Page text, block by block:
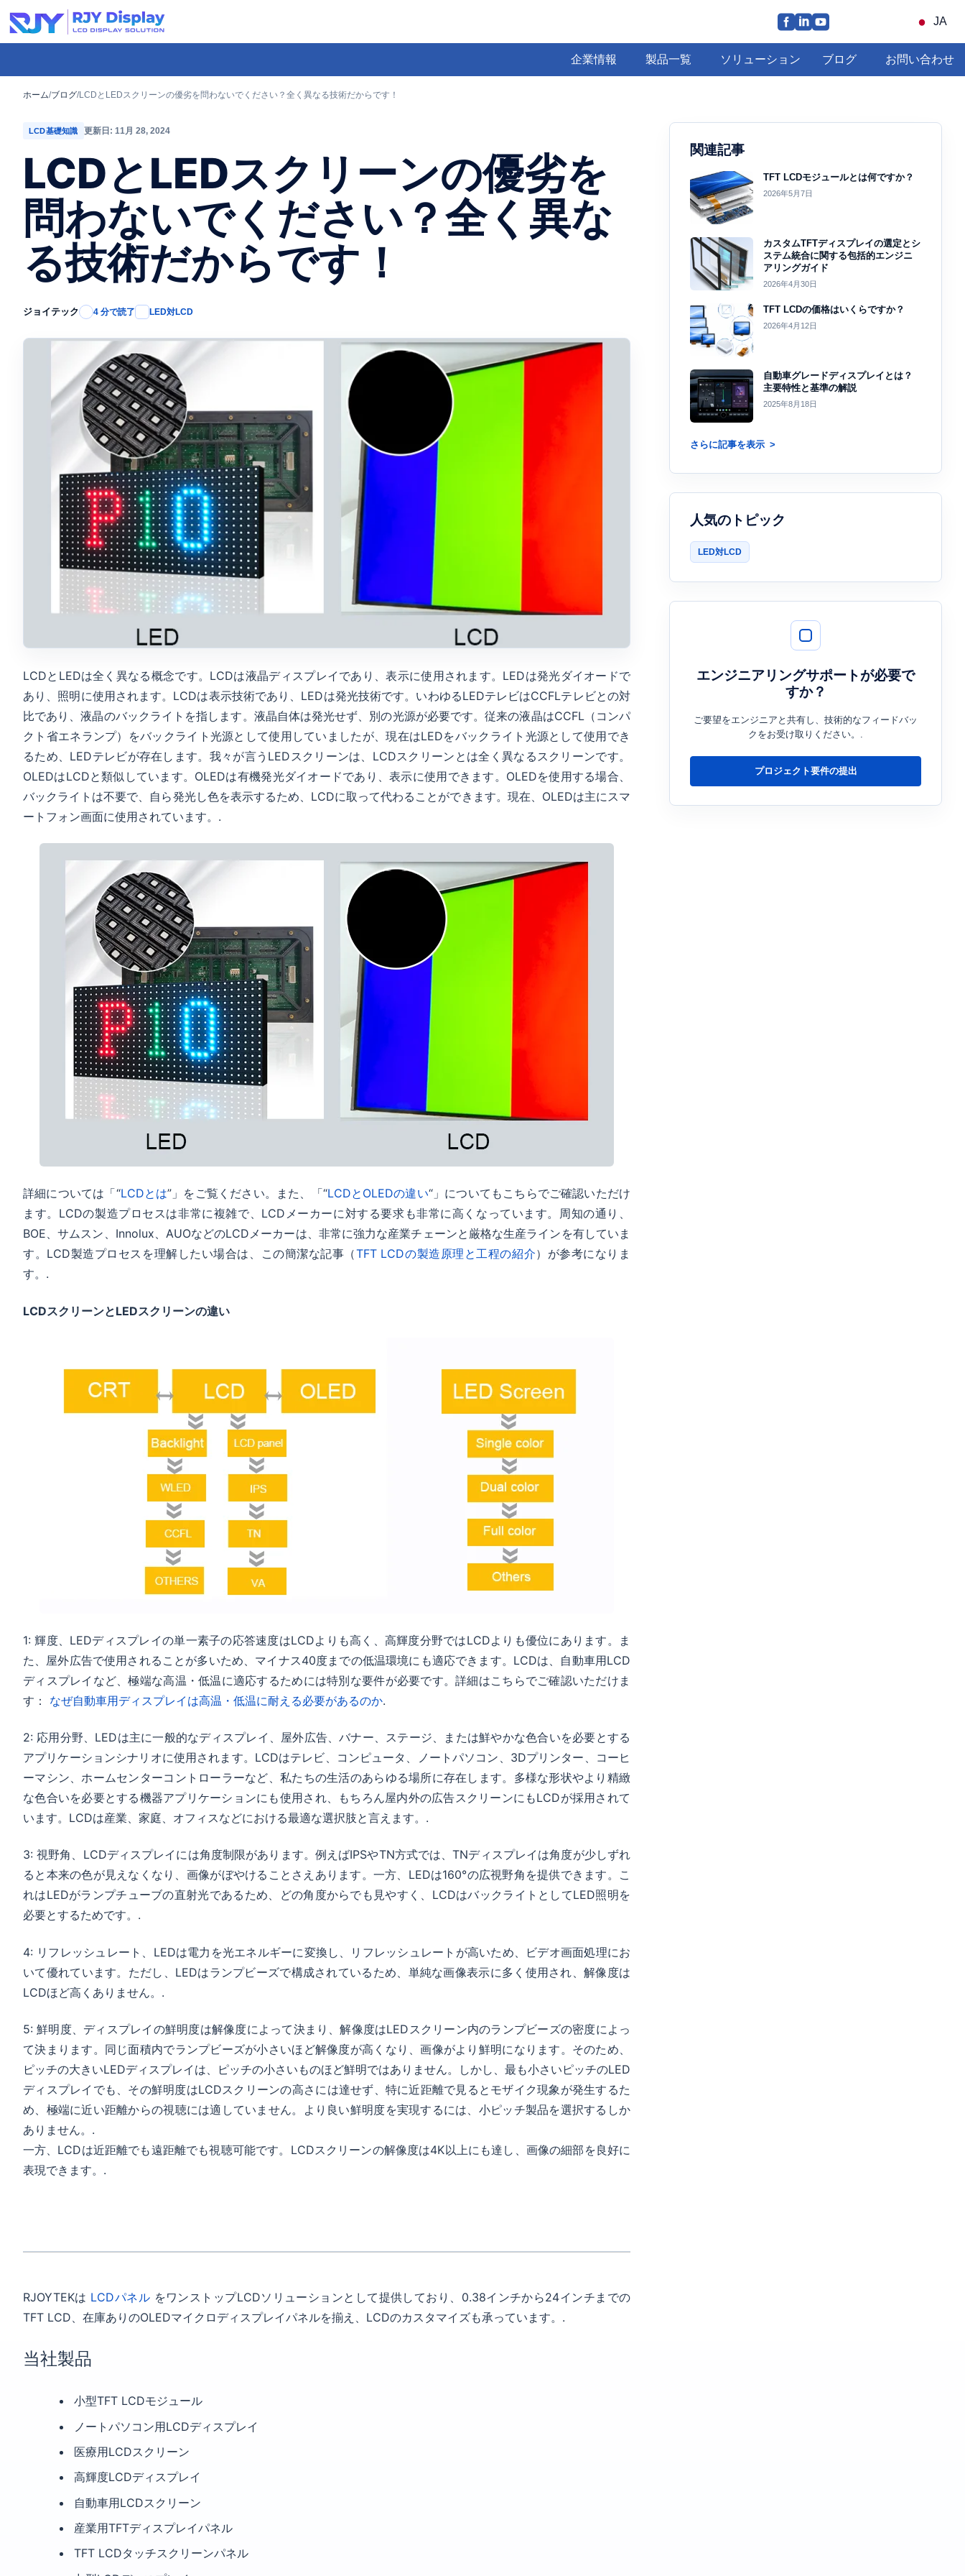
Skip
to
-
JA
企業情報 製品一覧 ソリューション ブログ お問い合わせ
ホーム/ブログ/LCDとLEDスクリーンの優劣を問わないでください？全く異なる技術だからです！
LCD基礎知識 更新日: 11月 28, 2024
LCDとLEDスクリーンの優劣を
問わないでください？全く異な
る技術だからです！
ジョイテック 4 分で読了 LED対LCD
LCDとLEDは全く異なる概念です。LCDは液晶ディスプレイであり、表示に使用されます。LEDは発光ダイオードで
あり、照明に使用されます。LCDは表示技術であり、LEDは発光技術です。いわゆるLEDテレビはCCFLテレビとの対
比であり、液晶のバックライトを指します。液晶自体は発光せず、別の光源が必要です。従来の液晶はCCFL（コンパ
クト省エネランプ）をバックライト光源として使用していましたが、現在はLEDをバックライト光源として使用でき
るため、LEDテレビが存在します。我々が言うLEDスクリーンは、LCDスクリーンとは全く異なるスクリーンです。
OLEDはLCDと類似しています。OLEDは有機発光ダイオードであり、表示に使用できます。OLEDを使用する場合、
バックライトは不要で、自ら発光し色を表示するため、LCDに取って代わることができます。現在、OLEDは主にスマ
ートフォン画面に使用されています。.
詳細については「“LCDとは”」をご覧ください。また、「“LCDとOLEDの違い“」についてもこちらでご確認いただけ
ます。LCDの製造プロセスは非常に複雑で、LCDメーカーに対する要求も非常に高くなっています。周知の通り、
BOE、サムスン、Innolux、AUOなどのLCDメーカーは、非常に強力な産業チェーンと厳格な生産ラインを有していま
す。LCD製造プロセスを理解したい場合は、この簡潔な記事（TFT LCDの製造原理と工程の紹介）が参考になりま
す。.
LCDスクリーンとLEDスクリーンの違い
1: 輝度、LEDディスプレイの単一素子の応答速度はLCDよりも高く、高輝度分野ではLCDよりも優位にあります。ま
た、屋外広告で使用されることが多いため、マイナス40度までの低温環境にも適応できます。LCDは、自動車用LCD
ディスプレイなど、極端な高温・低温に適応するためには特別な要件が必要です。詳細はこちらでご確認いただけま
す： なぜ自動車用ディスプレイは高温・低温に耐える必要があるのか.
2: 応用分野、LEDは主に一般的なディスプレイ、屋外広告、バナー、ステージ、または鮮やかな色合いを必要とする
アプリケーションシナリオに使用されます。LCDはテレビ、コンピュータ、ノートパソコン、3Dプリンター、コーヒ
ーマシン、ホームセンターコントローラーなど、私たちの生活のあらゆる場所に存在します。多様な形状やより精緻
な色合いを必要とする機器アプリケーションにも使用され、もちろん屋内外の広告スクリーンにもLCDが採用されて
います。LCDは産業、家庭、オフィスなどにおける最適な選択肢と言えます。.
3: 視野角、LCDディスプレイには角度制限があります。例えばIPSやTN方式では、TNディスプレイは角度が少しずれ
ると本来の色が見えなくなり、画像がぼやけることさえあります。一方、LEDは160°の広視野角を提供できます。こ
れはLEDがランプチューブの直射光であるため、どの角度からでも見やすく、LCDはバックライトとしてLED照明を
必要とするためです。.
4: リフレッシュレート、LEDは電力を光エネルギーに変換し、リフレッシュレートが高いため、ビデオ画面処理にお
いて優れています。ただし、LEDはランプビーズで構成されているため、単純な画像表示に多く使用され、解像度は
LCDほど高くありません。.
5: 鮮明度、ディスプレイの鮮明度は解像度によって決まり、解像度はLEDスクリーン内のランプビーズの密度によっ
て決まります。同じ面積内でランプビーズが小さいほど解像度が高くなり、画像がより鮮明になります。そのため、
ピッチの大きいLEDディスプレイは、ピッチの小さいものほど鮮明ではありません。しかし、最も小さいピッチのLED
ディスプレイでも、その鮮明度はLCDスクリーンの高さには達せず、特に近距離で見るとモザイク現象が発生するた
め、極端に近い距離からの視聴には適していません。より良い鮮明度を実現するには、小ピッチ製品を選択するしか
ありません。.
一方、LCDは近距離でも遠距離でも視聴可能です。LCDスクリーンの解像度は4K以上にも達し、画像の細部を良好に
表現できます。.
RJOYTEKは LCDパネル をワンストップLCDソリューションとして提供しており、0.38インチから24インチまでの
TFT LCD、在庫ありのOLEDマイクロディスプレイパネルを揃え、LCDのカスタマイズも承っています。.
当社製品
小型TFT LCDモジュール
ノートパソコン用LCDディスプレイ
医療用LCDスクリーン
高輝度LCDディスプレイ
自動車用LCDスクリーン
産業用TFTディスプレイパネル
TFT LCDタッチスクリーンパネル
関連記事
TFT LCDモジュールとは何ですか？
2026年5月7日
カスタムTFTディスプレイの選定とシ
ステム統合に関する包括的エンジニ
アリングガイド
2026年4月30日
TFT LCDの価格はいくらですか？
2026年4月12日
自動車グレードディスプレイとは？
主要特性と基準の解説
2025年8月18日
さらに記事を表示
人気のトピック
LED対LCD
エンジニアリングサポートが必要で
すか？
ご要望をエンジニアと共有し、技術的なフィードバッ
クをお受け取りください。.
プロジェクト要件の提出